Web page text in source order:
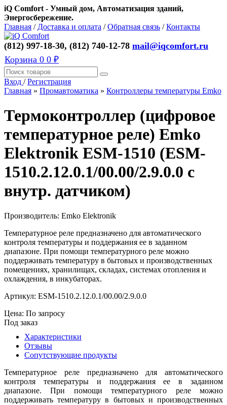
iQ Comfort - Умный дом, Автоматизация зданий,
Энергосбережение.
Главная / Доставка и оплата /Обратная связь /Контакты
(812) 997-18-30, (812) 740-12-78 mail@iqcomfort.ru
Корзина 0 0 ₽
Вход /Регистрация
Главная » Промавтоматика » Контроллеры температуры Emko
Термоконтроллер (цифровое
температурное реле) Emko
Elektronik ESM-1510 (ESM-
1510.2.12.0.1/00.00/2.9.0.0 с
внутр. датчиком)
Производитель: Emko Elektronik
Температурное реле предназначено для автоматического
контроля температуры и поддержания ее в заданном
диапазоне. При помощи температурного реле можно
поддерживать температуру в бытовых и производственных
помещениях, хранилищах, складах, системах отопления и
охлаждения, в инкубаторах.
Артикул: ESM-1510.2.12.0.1/00.00/2.9.0.0
Цена: По запросу
Под заказ
Характеристики
Отзывы
Сопутствующие продукты
Температурное реле предназначено для автоматического
контроля температуры и поддержания ее в заданном
диапазоне. При помощи температурного реле можно
поддерживать температуру в бытовых и производственных